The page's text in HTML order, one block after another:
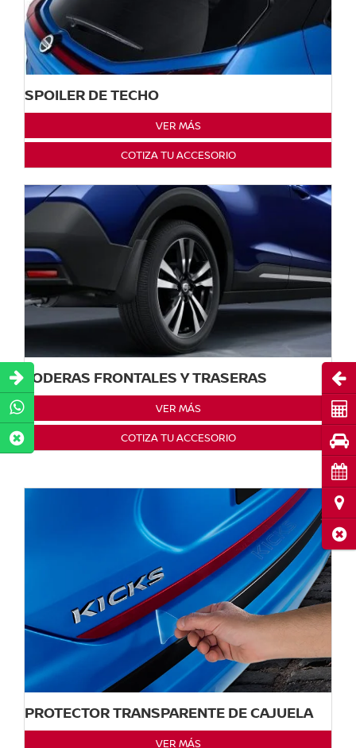
SPOILER DE TECHO
VER MÁS
COTIZA TU ACCESORIO
LODERAS FRONTALES Y TRASERAS
VER MÁS
COTIZA TU ACCESORIO
PROTECTOR TRANSPARENTE DE CAJUELA
VER MÁS